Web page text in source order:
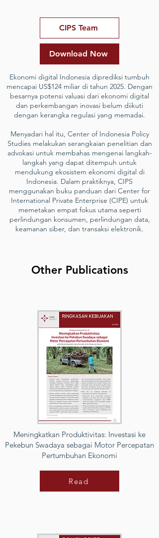
CIPS Team
Download Now
Ekonomi digital Indonesia diprediksi tumbuh
mencapai US$124 miliar di tahun 2025. Dengan
besarnya potensi valuasi dari ekonomi digital
dan perkembangan inovasi belum diikuti
dengan kerangka regulasi yang memadai.
Menyadari hal itu, Center of Indonesia Policy
Studies melakukan serangkaian penelitian dan
advokasi untuk membahas mengenai langkah-
langkah yang dapat ditempuh untuk
mendukung ekosistem ekonomi digital di
Indonesia. Dalam praktiknya, CIPS
menggunakan buku panduan dari Center for
International Private Enterprise (CIPE) untuk
memetakan empat fokus utama seperti
perlindungan konsumen, perlindungan data,
keamanan siber, dan transaksi elektronik.
Other Publications
Meningkatkan Produktivitas: Investasi ke
Pekebun Swadaya sebagai Motor Percepatan
Pertumbuhan Ekonomi
Read